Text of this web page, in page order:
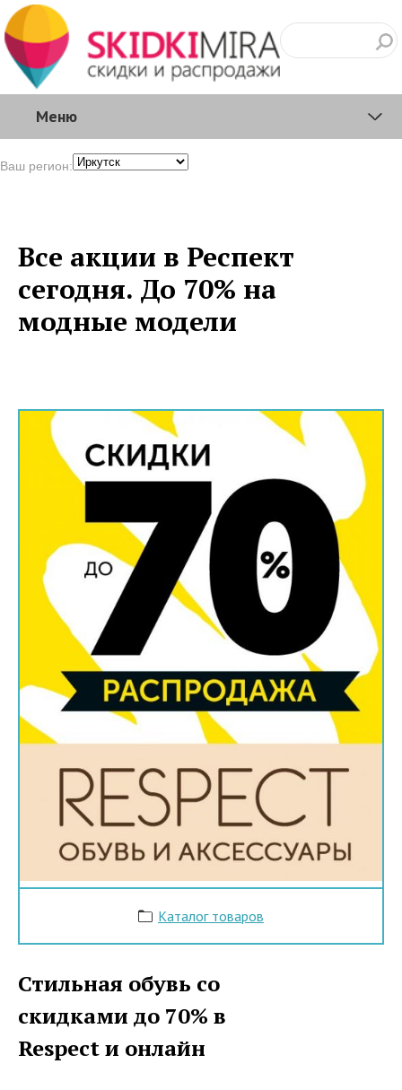
Меню
Ваш регион:
Все акции в Респект
сегодня. До 70% на
модные модели
Каталог товаров
Стильная обувь со
скидками до 70% в
Respect и онлайн